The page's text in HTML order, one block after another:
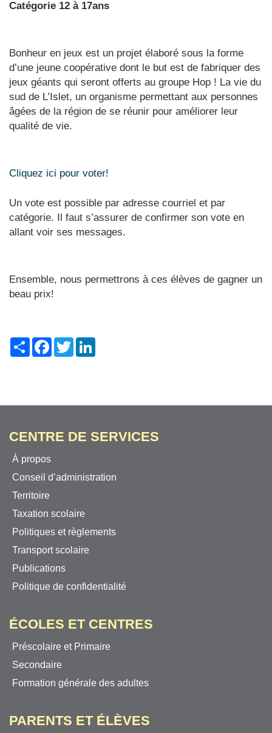
Catégorie 12 à 17ans
Bonheur en jeux est un projet élaboré sous la forme
d’une jeune coopérative dont le but est de fabriquer des
jeux géants qui seront offerts au groupe Hop ! La vie du
sud de L’Islet, un organisme permettant aux personnes
âgées de la région de se réunir pour améliorer leur
qualité de vie.
Cliquez ici pour voter!
Un vote est possible par adresse courriel et par
catégorie. Il faut s’assurer de confirmer son vote en
allant voir ses messages.
Ensemble, nous permettrons à ces élèves de gagner un
beau prix!
ShareFacebook
Twitter
CENTRE DE SERVICES
À propos
Conseil d’administration
Territoire
Taxation scolaire
Politiques et règlements
Transport scolaire
Publications
Politique de confidentialité
ÉCOLES ET CENTRES
Préscolaire et Primaire
Secondaire
Formation générale des adultes
PARENTS ET ÉLÈVES